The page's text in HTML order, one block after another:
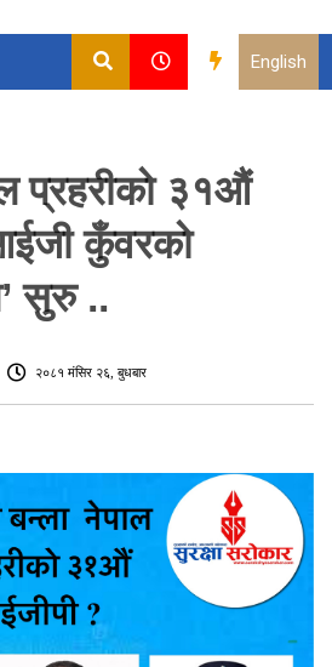
English
प्रहरीको ३१औं
कुँवरको
सुरु ..
२०८१ मंसिर २६, बुधबार